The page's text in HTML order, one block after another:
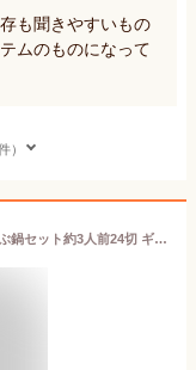
も聞きやすいもの
ムのものになって
）
【送料無料】金箔のせ仕立て国産ぶりしゃぶ鍋セット約3人前24切 ギフト